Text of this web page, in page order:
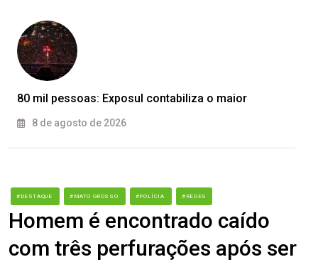
80 mil pessoas: Exposul contabiliza o maior
8 de agosto de 2026
#DESTAQUE #MATO GROSSO #POLÍCIA #REDES
Homem é encontrado caído
com três perfurações após ser